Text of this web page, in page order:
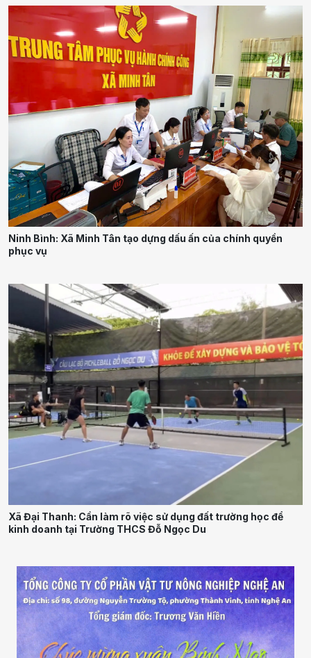
Ninh Bình: Xã Minh Tân tạo dựng dấu ấn của chính quyền
phục vụ
Xã Đại Thanh: Cần làm rõ việc sử dụng đất trường học để
kinh doanh tại Trường THCS Đỗ Ngọc Du